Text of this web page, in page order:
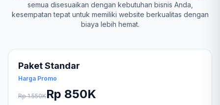
semua disesuaikan dengan kebutuhan bisnis Anda,
kesempatan tepat untuk memiliki website berkualitas dengan
biaya lebih hemat.
Paket Standar
Harga Promo
Rp 1.550KRp 850K